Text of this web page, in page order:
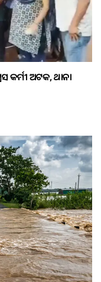
କର୍ମୀ ଅଟକ, ଥାନା